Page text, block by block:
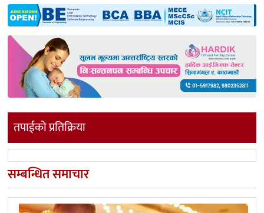
तपाईको प्रतिक्रिया
सम्बन्धित समाचार